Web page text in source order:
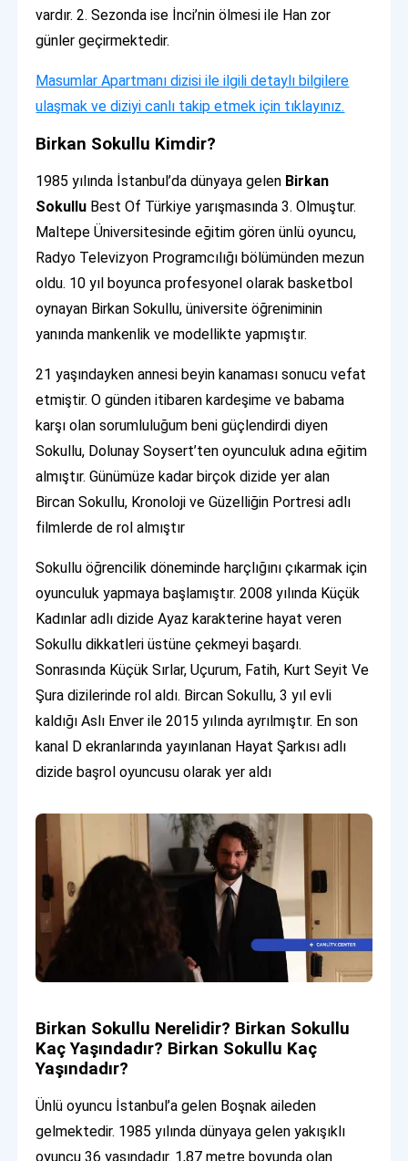
vardır. 2. Sezonda ise İnci’nin ölmesi ile Han zor
günler geçirmektedir.
Masumlar Apartmanı dizisi ile ilgili detaylı bilgilere
ulaşmak ve diziyi canlı takip etmek için tıklayınız.
Birkan Sokullu Kimdir?
1985 yılında İstanbul’da dünyaya gelen Birkan
Sokullu Best Of Türkiye yarışmasında 3. Olmuştur.
Maltepe Üniversitesinde eğitim gören ünlü oyuncu,
Radyo Televizyon Programcılığı bölümünden mezun
oldu. 10 yıl boyunca profesyonel olarak basketbol
oynayan Birkan Sokullu, üniversite öğreniminin
yanında mankenlik ve modellikte yapmıştır.
21 yaşındayken annesi beyin kanaması sonucu vefat
etmiştir. O günden itibaren kardeşime ve babama
karşı olan sorumluluğum beni güçlendirdi diyen
Sokullu, Dolunay Soysert’ten oyunculuk adına eğitim
almıştır. Günümüze kadar birçok dizide yer alan
Bircan Sokullu, Kronoloji ve Güzelliğin Portresi adlı
filmlerde de rol almıştır
Sokullu öğrencilik döneminde harçlığını çıkarmak için
oyunculuk yapmaya başlamıştır. 2008 yılında Küçük
Kadınlar adlı dizide Ayaz karakterine hayat veren
Sokullu dikkatleri üstüne çekmeyi başardı.
Sonrasında Küçük Sırlar, Uçurum, Fatih, Kurt Seyit Ve
Şura dizilerinde rol aldı. Bircan Sokullu, 3 yıl evli
kaldığı Aslı Enver ile 2015 yılında ayrılmıştır. En son
kanal D ekranlarında yayınlanan Hayat Şarkısı adlı
dizide başrol oyuncusu olarak yer aldı
Birkan Sokullu Nerelidir? Birkan Sokullu
Kaç Yaşındadır? Birkan Sokullu Kaç
Yaşındadır?
Ünlü oyuncu İstanbul’a gelen Boşnak aileden
gelmektedir. 1985 yılında dünyaya gelen yakışıklı
oyuncu 36 yaşındadır. 1,87 metre boyunda olan